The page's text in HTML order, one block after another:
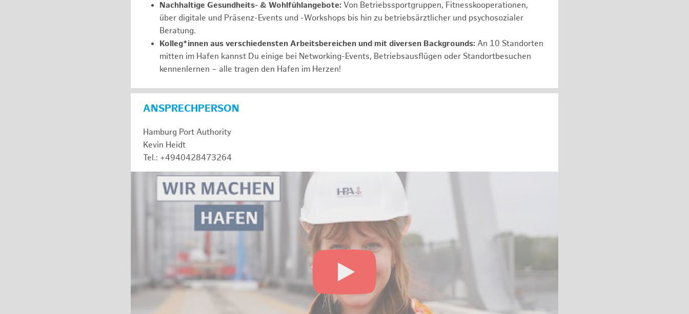
Nachhaltige Gesundheits- & Wohlfühlangebote: Von Betriebssportgruppen, Fitnesskooperationen,
über digitale und Präsenz-Events und -Workshops bis hin zu betriebsärztlicher und psychosozialer
Beratung.
Kolleg*innen aus verschiedensten Arbeitsbereichen und mit diversen Backgrounds: An 10 Standorten
mitten im Hafen kannst Du einige bei Networking-Events, Betriebsausflügen oder Standortbesuchen
kennenlernen – alle tragen den Hafen im Herzen!
ANSPRECHPERSON
Hamburg Port Authority
Kevin Heidt
Tel.: +4940428473264